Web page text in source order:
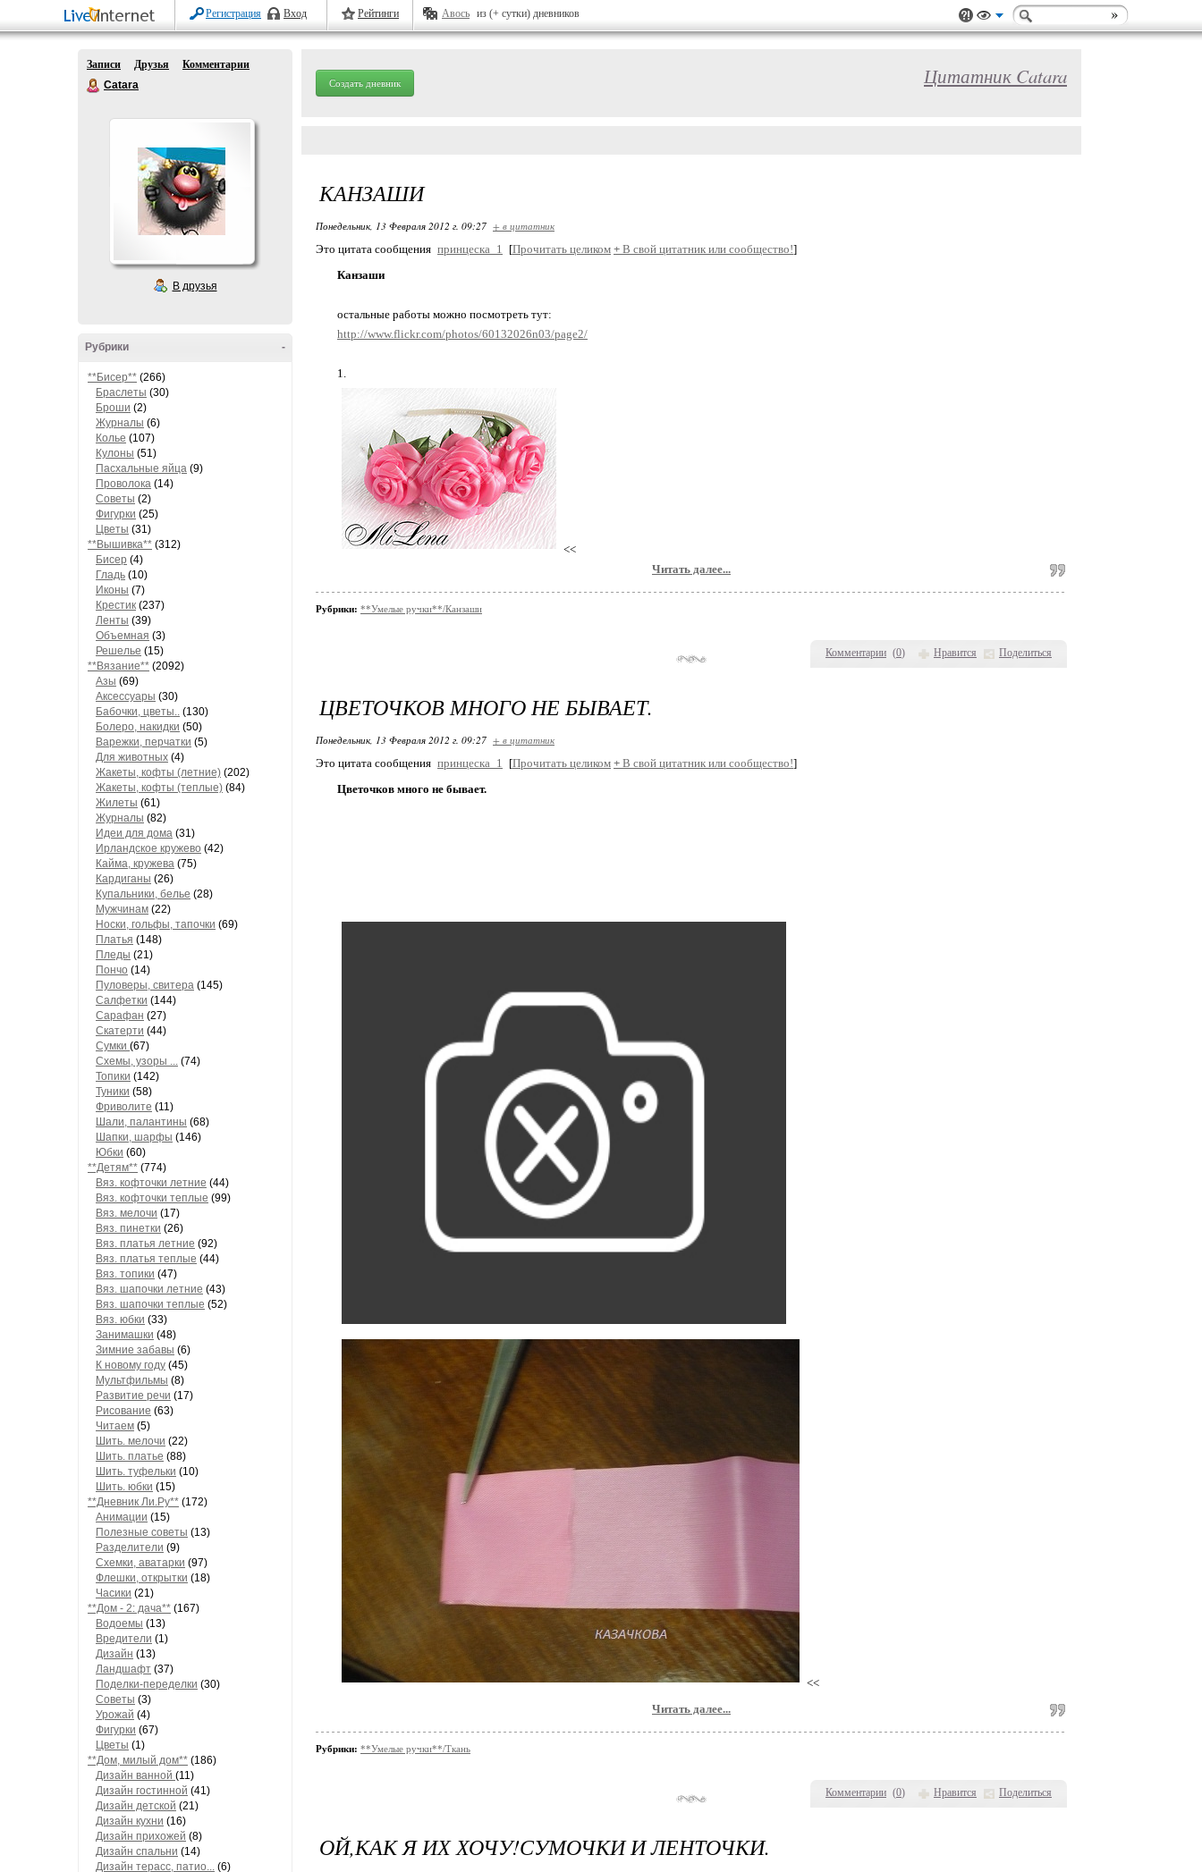
Регистрация Вход Рейтинги Авось из (+ сутки) дневников
Записи Друзья
Комментарии
Catara
В друзья
-
Рубрики
**Бисер** (266)
Браслеты (30)
Броши (2)
Журналы (6)
Колье (107)
Кулоны (51)
Пасхальные яйца (9)
Проволока (14)
Советы (2)
Фигурки (25)
Цветы (31)
**Вышивка** (312)
Бисер (4)
Гладь (10)
Иконы (7)
Крестик (237)
Ленты (39)
Объемная (3)
Решелье (15)
**Вязание** (2092)
Азы (69)
Аксессуары (30)
Бабочки, цветы.. (130)
Болеро, накидки (50)
Варежки, перчатки (5)
Для животных (4)
Жакеты, кофты (летние) (202)
Жакеты, кофты (теплые) (84)
Жилеты (61)
Журналы (82)
Идеи для дома (31)
Ирландское кружево (42)
Кайма, кружева (75)
Кардиганы (26)
Купальники, белье (28)
Мужчинам (22)
Носки, гольфы, тапочки (69)
Платья (148)
Пледы (21)
Пончо (14)
Пуловеры, свитера (145)
Салфетки (144)
Сарафан (27)
Скатерти (44)
Сумки (67)
Схемы, узоры ... (74)
Топики (142)
Туники (58)
Фриволите (11)
Шали, палантины (68)
Шапки, шарфы (146)
Юбки (60)
**Детям** (774)
Вяз. кофточки летние (44)
Вяз. кофточки теплые (99)
Вяз. мелочи (17)
Вяз. пинетки (26)
Вяз. платья летние (92)
Вяз. платья теплые (44)
Вяз. топики (47)
Вяз. шапочки летние (43)
Вяз. шапочки теплые (52)
Вяз. юбки (33)
Занимашки (48)
Зимние забавы (6)
К новому году (45)
Мультфильмы (8)
Развитие речи (17)
Рисование (63)
Читаем (5)
Шить. мелочи (22)
Шить. платье (88)
Шить. туфельки (10)
Шить. юбки (15)
**Дневник Ли.Ру** (172)
Анимации (15)
Полезные советы (13)
Разделители (9)
Схемки, аватарки (97)
Флешки, открытки (18)
Часики (21)
**Дом - 2: дача** (167)
Водоемы (13)
Вредители (1)
Дизайн (13)
Ландшафт (37)
Поделки-переделки (30)
Советы (3)
Урожай (4)
Фигурки (67)
Цветы (1)
**Дом, милый дом** (186)
Дизайн ванной (11)
Дизайн гостинной (41)
Дизайн детской (21)
Дизайн кухни (16)
Дизайн прихожей (8)
Дизайн спальни (14)
Дизайн терасс, патио... (6)
Создать дневник Цитатник Catara
Комментарии (0) Нравится Поделиться
КАНЗАШИ
Понедельник, 13 Февраля 2012 г. 09:27 + в цитатник
Это цитата сообщения принцеска_1 [Прочитать целиком + В свой цитатник или сообщество!]
Канзаши
остальные работы можно посмотреть тут:
http://www.flickr.com/photos/60132026n03/page2/
1.
<<
Читать далее...
Рубрики: **Умелые ручки**/Канзаши
Комментарии (0) Нравится Поделиться
ЦВЕТОЧКОВ МНОГО НЕ БЫВАЕТ.
Понедельник, 13 Февраля 2012 г. 09:27 + в цитатник
Это цитата сообщения принцеска_1 [Прочитать целиком + В свой цитатник или сообщество!]
Цветочков много не бывает.
<<
Читать далее...
Рубрики: **Умелые ручки**/Ткань
ОЙ,КАК Я ИХ ХОЧУ!СУМОЧКИ И ЛЕНТОЧКИ.